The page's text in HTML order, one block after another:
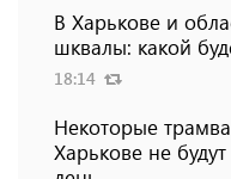
В Харькове и
шквалы: какой
18:14
Некоторые
Харькове не